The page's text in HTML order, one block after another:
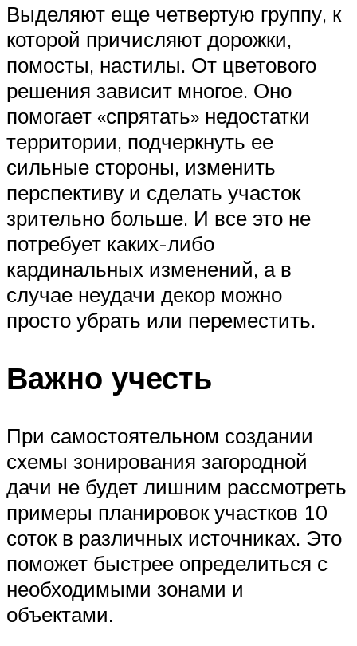
Выделяют еще четвертую группу, к
которой причисляют дорожки,
помосты, настилы. От цветового
решения зависит многое. Оно
помогает «спрятать» недостатки
территории, подчеркнуть ее
сильные стороны, изменить
перспективу и сделать участок
зрительно больше. И все это не
потребует каких-либо
кардинальных изменений, а в
случае неудачи декор можно
просто убрать или переместить.
Важно учесть
При самостоятельном создании
схемы зонирования загородной
дачи не будет лишним рассмотреть
примеры планировок участков 10
соток в различных источниках. Это
поможет быстрее определиться с
необходимыми зонами и
объектами.